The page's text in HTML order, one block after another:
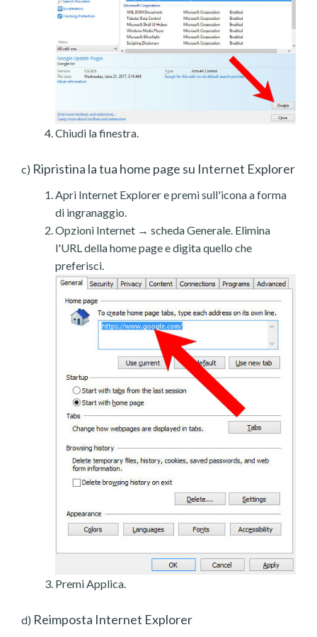
Chiudi la finestra.
c) Ripristina la tua home page su Internet Explorer
Apri Internet Explorer e premi sull'icona a forma
di ingranaggio.
Opzioni Internet → scheda Generale. Elimina
l'URL della home page e digita quello che
preferisci.
Premi Applica.
d) Reimposta Internet Explorer